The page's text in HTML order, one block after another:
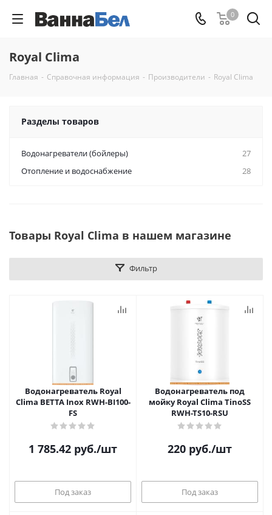
0
Royal Clima
Главная - Справочная информация - Производители - Royal Clima
Разделы товаров
Водонагреватели (бойлеры)
27
Отопление и водоснабжение
28
Товары Royal Clima в нашем магазине
Фильтр
Водонагреватель Royal
Clima BETTA Inox RWH-BI100-
FS
1 785.42 руб./шт
Под заказ
Водонагреватель под
мойку Royal Clima TinoSS
RWH-TS10-RSU
220 руб./шт
Под заказ